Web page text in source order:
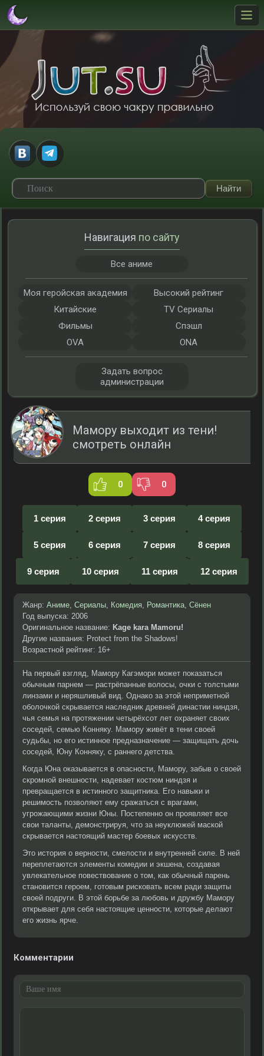
Мамору выходит из тени!
смотреть онлайн
0 0
1 серия 2 серия 3 серия 4 серия
5 серия 6 серия 7 серия 8 серия
9 серия 10 серия 11 серия 12 серия
Жанр: Аниме, Сериалы, Комедия, Романтика, Сёнен
Год выпуска: 2006
Оригинальное название: Kage kara Mamoru!
Другие названия: Protect from the Shadows!
Возрастной рейтинг: 16+
На первый взгляд, Мамору Кагэмори может показаться
обычным парнем — растрёпанные волосы, очки с толстыми
линзами и неряшливый вид. Однако за этой неприметной
оболочкой скрывается наследник древней династии ниндзя,
чья семья на протяжении четырёхсот лет охраняет своих
соседей, семью Конняку. Мамору живёт в тени своей
судьбы, но его истинное предназначение — защищать дочь
соседей, Юну Конняку, с раннего детства.
Когда Юна оказывается в опасности, Мамору, забыв о своей
скромной внешности, надевает костюм ниндзя и
превращается в истинного защитника. Его навыки и
решимость позволяют ему сражаться с врагами,
угрожающими жизни Юны. Постепенно он проявляет все
свои таланты, демонстрируя, что за неуклюжей маской
скрывается настоящий мастер боевых искусств.
Это история о верности, смелости и внутренней силе. В ней
переплетаются элементы комедии и экшена, создавая
увлекательное повествование о том, как обычный парень
становится героем, готовым рисковать всем ради защиты
своей подруги. В этой борьбе за любовь и дружбу Мамору
открывает для себя настоящие ценности, которые делают
его жизнь ярче.
Комментарии
Навигация по сайту
Все аниме
Моя геройская академия
Высокий рейтинг
Китайские
TV Сериалы
Фильмы
Спэшл
OVA
ONA
Задать вопрос
администрации